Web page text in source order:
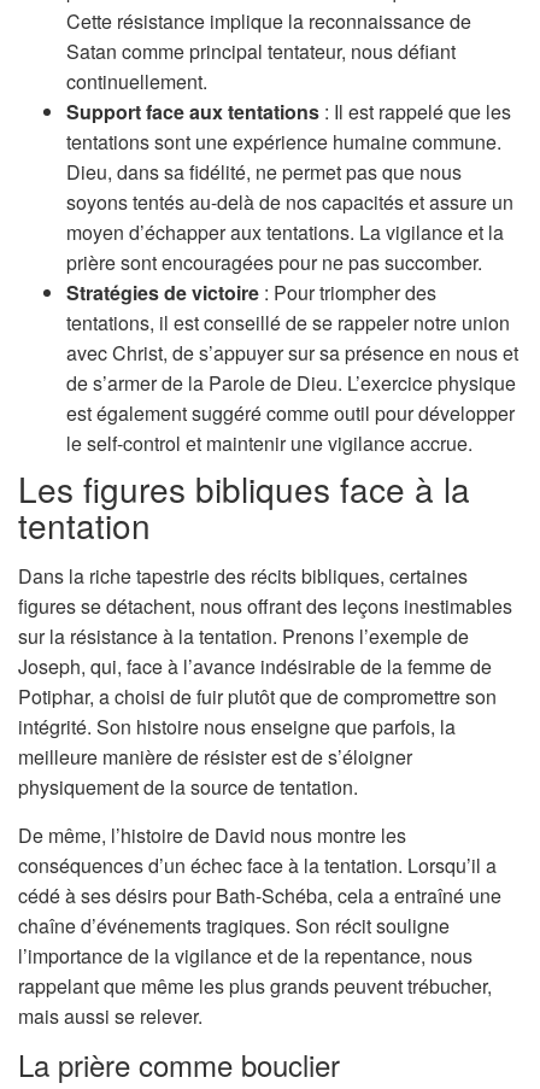
Cette résistance implique la reconnaissance de
Satan comme principal tentateur, nous défiant
continuellement.
Support face aux tentations : Il est rappelé que les
tentations sont une expérience humaine commune.
Dieu, dans sa fidélité, ne permet pas que nous
soyons tentés au-delà de nos capacités et assure un
moyen d’échapper aux tentations. La vigilance et la
prière sont encouragées pour ne pas succomber.
Stratégies de victoire : Pour triompher des
tentations, il est conseillé de se rappeler notre union
avec Christ, de s’appuyer sur sa présence en nous et
de s’armer de la Parole de Dieu. L’exercice physique
est également suggéré comme outil pour développer
le self-control et maintenir une vigilance accrue.
Les figures bibliques face à la
tentation
Dans la riche tapestrie des récits bibliques, certaines
figures se détachent, nous offrant des leçons inestimables
sur la résistance à la tentation. Prenons l’exemple de
Joseph, qui, face à l’avance indésirable de la femme de
Potiphar, a choisi de fuir plutôt que de compromettre son
intégrité. Son histoire nous enseigne que parfois, la
meilleure manière de résister est de s’éloigner
physiquement de la source de tentation.
De même, l’histoire de David nous montre les
conséquences d’un échec face à la tentation. Lorsqu’il a
cédé à ses désirs pour Bath-Schéba, cela a entraîné une
chaîne d’événements tragiques. Son récit souligne
l’importance de la vigilance et de la repentance, nous
rappelant que même les plus grands peuvent trébucher,
mais aussi se relever.
La prière comme bouclier